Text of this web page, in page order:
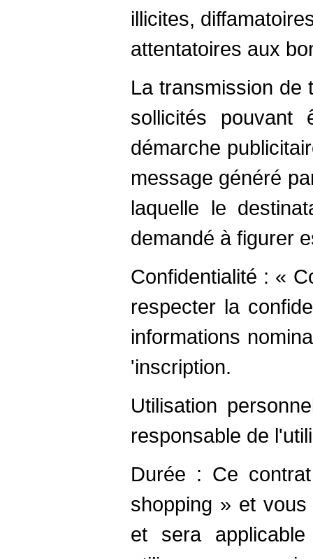
illicites,
attentatoires aux
La transmission de
sollicités pouvant
démarche
message généré
laquelle le
demandé à figurer
Confidentialité : «
respecter la
informations
'inscription.
Utilisation
responsable de
Durée : Ce
shopping » et
et sera